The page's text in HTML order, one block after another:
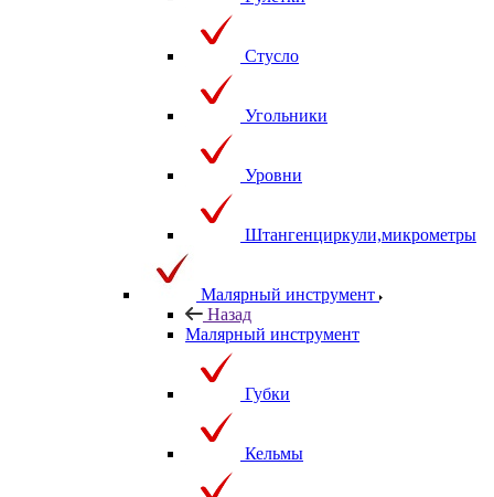
Стусло
Угольники
Уровни
Штангенциркули,микрометры
Малярный инструмент
Назад
Малярный инструмент
Губки
Кельмы